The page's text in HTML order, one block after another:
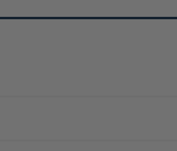
notamment de l'orge et du riz. L'entreprise